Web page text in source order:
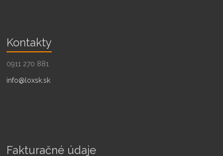
Kontakty
0911 270 881
info@loxsk.sk
Fakturačné údaje